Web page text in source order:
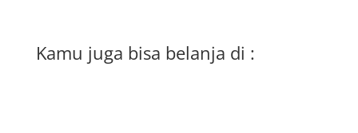
Kamu juga bisa belanja di :